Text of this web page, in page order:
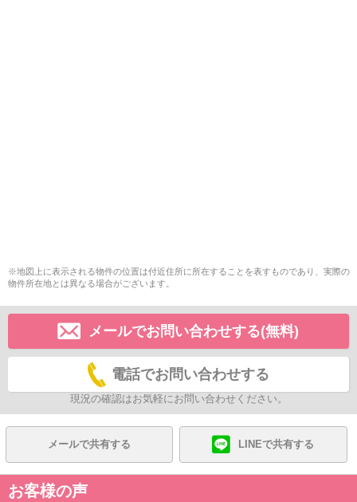
※地図上に表示される物件の位置は付近住所に所在することを表すものであり、実際の
物件所在地とは異なる場合がございます。
メールでお問い合わせする(無料)
電話でお問い合わせする
現況の確認はお気軽にお問い合わせください。
メールで共有する LINEで共有する
お客様の声